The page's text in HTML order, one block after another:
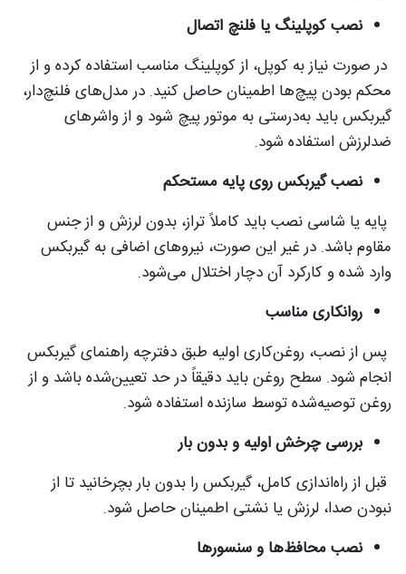
نصب کوپلینگ یا فلنچ اتصال
در صورت نیاز به کوپل، از کوپلینگ مناسب استفاده کرده و از
محکم بودن پیچ‌ها اطمینان حاصل کنید. در مدل‌های فلنچ‌دار،
گیربکس باید به‌درستی به موتور پیچ شود و از واشرهای
ضدلرزش استفاده شود.
نصب گیربکس روی پایه مستحکم
پایه یا شاسی نصب باید کاملاً تراز، بدون لرزش و از جنس
مقاوم باشد. در غیر این صورت، نیروهای اضافی به گیربکس
وارد شده و کارکرد آن دچار اختلال می‌شود.
روانکاری مناسب
پس از نصب، روغن‌کاری اولیه طبق دفترچه راهنمای گیربکس
انجام شود. سطح روغن باید دقیقاً در حد تعیین‌شده باشد و از
روغن توصیه‌شده توسط سازنده استفاده شود.
بررسی چرخش اولیه و بدون بار
قبل از راه‌اندازی کامل، گیربکس را بدون بار بچرخانید تا از
نبودن صدا، لرزش یا نشتی اطمینان حاصل شود.
نصب محافظ‌ها و سنسورها